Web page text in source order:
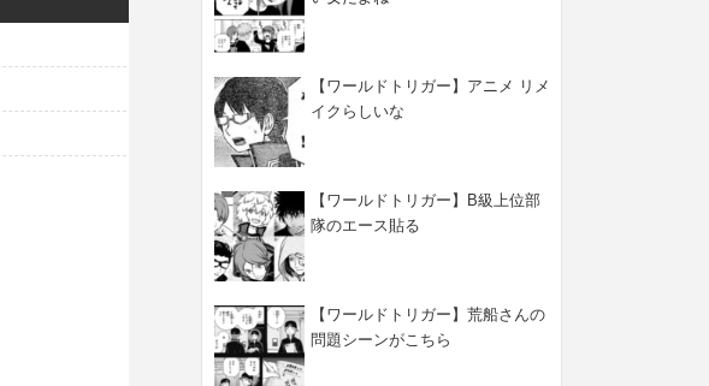
【ワールドトリガー】アニメ リメ
イクらしいな
【ワールドトリガー】B級上位部
隊のエース貼る
【ワールドトリガー】荒船さんの
問題シーンがこちら